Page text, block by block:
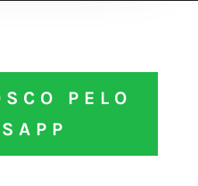
PELO